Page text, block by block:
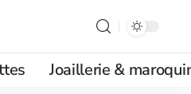
Joaillerie &